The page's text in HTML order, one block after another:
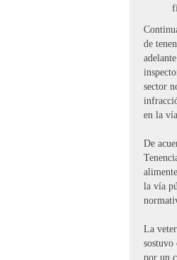
de
sector
en la
De
la vía
La
sostuvo
por un